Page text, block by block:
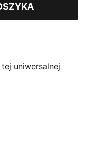
uniwersalnej
kieszeń na
została
stylu życia.
PUMA.